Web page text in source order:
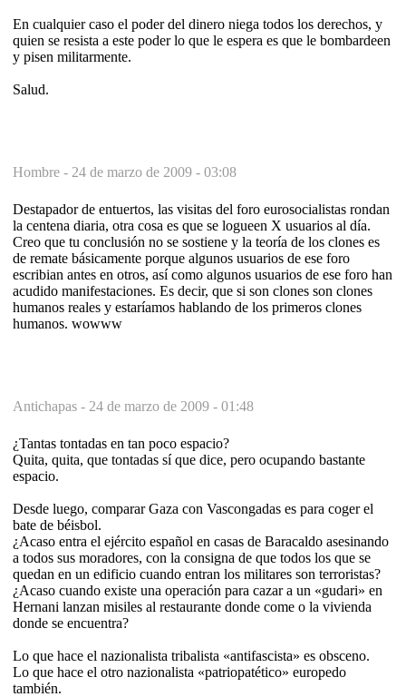
En cualquier caso el poder del dinero niega todos los derechos, y
quien se resista a este poder lo que le espera es que le bombardeen
y pisen militarmente.
Salud.
Hombre - 24 de marzo de 2009 - 03:08
Destapador de entuertos, las visitas del foro eurosocialistas rondan
la centena diaria, otra cosa es que se logueen X usuarios al día.
Creo que tu conclusión no se sostiene y la teoría de los clones es
de remate básicamente porque algunos usuarios de ese foro
escribian antes en otros, así como algunos usuarios de ese foro han
acudido manifestaciones. Es decir, que si son clones son clones
humanos reales y estaríamos hablando de los primeros clones
humanos. wowww
Antichapas - 24 de marzo de 2009 - 01:48
¿Tantas tontadas en tan poco espacio?
Quita, quita, que tontadas sí que dice, pero ocupando bastante
espacio.
Desde luego, comparar Gaza con Vascongadas es para coger el
bate de béisbol.
¿Acaso entra el ejército español en casas de Baracaldo asesinando
a todos sus moradores, con la consigna de que todos los que se
quedan en un edificio cuando entran los militares son terroristas?
¿Acaso cuando existe una operación para cazar a un «gudari» en
Hernani lanzan misiles al restaurante donde come o la vivienda
donde se encuentra?
Lo que hace el nazionalista tribalista «antifascista» es obsceno.
Lo que hace el otro nazionalista «patriopatético» europedo
también.